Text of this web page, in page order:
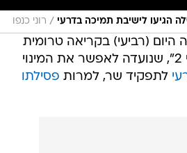
(רביעי) בקריאה טרומית
את הצעת חוק "דרעי 2", שנועדה לאפשר את המינוי
לתפקיד שר, למרותפסילתו